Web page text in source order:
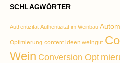
SCHLAGWÖRTER
Authentizität Authentizität im Weinbau
Optimierung content ideen weingut
Wein Conversion